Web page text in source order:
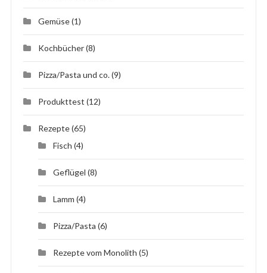
Gemüse(1)
Kochbücher(8)
Pizza/Pasta und co.(9)
Produkttest (12)
Rezepte(65)
Fisch (4)
Geflügel (8)
Lamm (4)
Pizza/Pasta (6)
Rezepte vom Monolith (5)